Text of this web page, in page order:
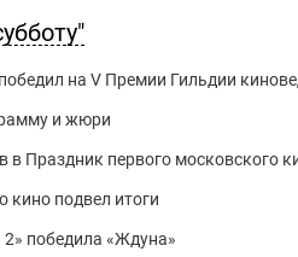
на V Премии Гильдии
и жюри
Праздник первого московского
кино подвел итоги
2» победила «Ждуна»